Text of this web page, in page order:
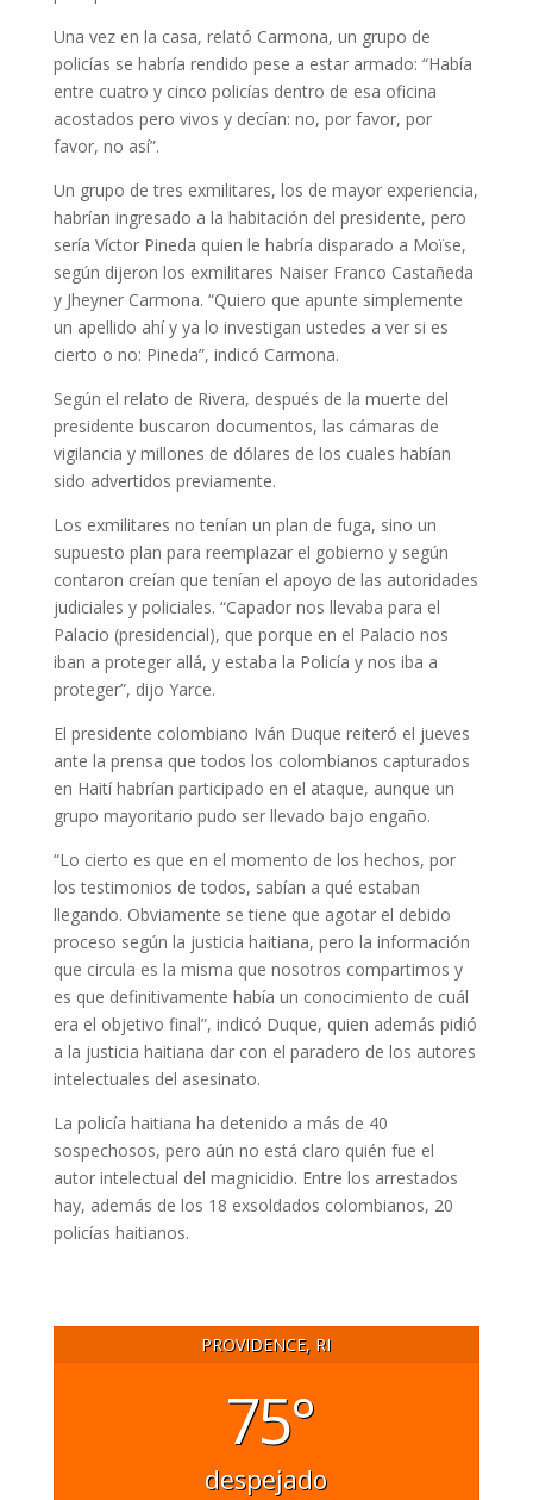
Una vez en la casa, relató Carmona, un grupo de
policías se habría rendido pese a estar armado: “Había
entre cuatro y cinco policías dentro de esa oficina
acostados pero vivos y decían: no, por favor, por
favor, no así”.
Un grupo de tres exmilitares, los de mayor experiencia,
habrían ingresado a la habitación del presidente, pero
sería Víctor Pineda quien le habría disparado a Moïse,
según dijeron los exmilitares Naiser Franco Castañeda
y Jheyner Carmona. “Quiero que apunte simplemente
un apellido ahí y ya lo investigan ustedes a ver si es
cierto o no: Pineda”, indicó Carmona.
Según el relato de Rivera, después de la muerte del
presidente buscaron documentos, las cámaras de
vigilancia y millones de dólares de los cuales habían
sido advertidos previamente.
Los exmilitares no tenían un plan de fuga, sino un
supuesto plan para reemplazar el gobierno y según
contaron creían que tenían el apoyo de las autoridades
judiciales y policiales. “Capador nos llevaba para el
Palacio (presidencial), que porque en el Palacio nos
iban a proteger allá, y estaba la Policía y nos iba a
proteger”, dijo Yarce.
El presidente colombiano Iván Duque reiteró el jueves
ante la prensa que todos los colombianos capturados
en Haití habrían participado en el ataque, aunque un
grupo mayoritario pudo ser llevado bajo engaño.
“Lo cierto es que en el momento de los hechos, por
los testimonios de todos, sabían a qué estaban
llegando. Obviamente se tiene que agotar el debido
proceso según la justicia haitiana, pero la información
que circula es la misma que nosotros compartimos y
es que definitivamente había un conocimiento de cuál
era el objetivo final”, indicó Duque, quien además pidió
a la justicia haitiana dar con el paradero de los autores
intelectuales del asesinato.
La policía haitiana ha detenido a más de 40
sospechosos, pero aún no está claro quién fue el
autor intelectual del magnicidio. Entre los arrestados
hay, además de los 18 exsoldados colombianos, 20
policías haitianos.
PROVIDENCE, RI
75°
despejado